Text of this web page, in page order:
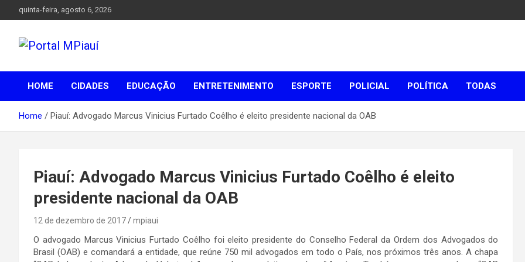
to
quinta-feira, agosto 6, 2026
Portal MPiauí
Parnaíba
HOME
CIDADES EDUCAÇÃO ENTRETENIMENTO ESPORTE POLICIAL POLÍTICA TODAS
Home Piauí: Advogado Marcus Vinicius Furtado Coêlho é eleito presidente nacional da OAB
Piauí: Advogado Marcus Vinicius Furtado Coêlho é eleito
presidente nacional da OAB
12 de dezembro de 2017 mpiaui
O advogado Marcus Vinicius Furtado Coêlho foi eleito presidente do Conselho Federal da Ordem dos Advogados do
Brasil (OAB) e comandará a entidade, que reúne 750 mil advogados em todo o País, nos próximos três anos. A chapa